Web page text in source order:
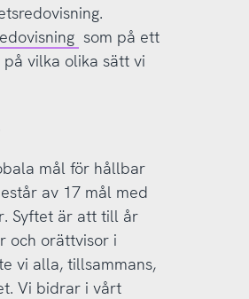
som på ett
vilka olika sätt vi
mål för hållbar
av 17 mål med
Syftet är att till år
och orättvisor i
vi alla, tillsammans,
Vi bidrar i vårt